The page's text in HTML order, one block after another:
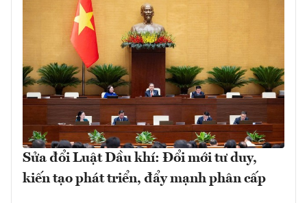
Sửa đổi Luật Dầu khí: Đổi mới tư duy,
kiến tạo phát triển, đẩy mạnh phân cấp